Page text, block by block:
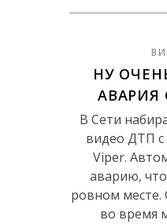
НУ
АВАРИЯ
В Сети
видео ДТП с
Viper.
аварию,
ровном месте.
во время